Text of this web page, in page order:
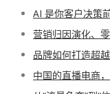
AI 是你客户决策
营销归因演化、
品牌如何打造超
中国的直播电商